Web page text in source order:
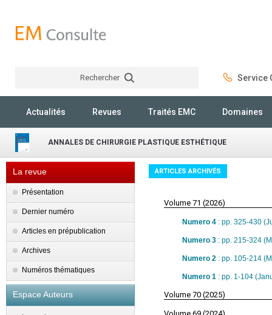
Rechercher Service
Actualités Revues Traités EMC Domaines
ANNALES DE CHIRURGIE PLASTIQUE ESTHÉTIQUE
La revue
Présentation
Dernier numéro
Articles en prépublication
Archives
Numéros thématiques
Espace Auteurs
ARTICLES ARCHIVÉS
Volume 71 (2026)
Numero 4 : pp. 325-430
Numero 3 : pp. 215-324
Numero 2 : pp. 105-214
Numero 1 : pp. 1-104
Volume 70 (2025)